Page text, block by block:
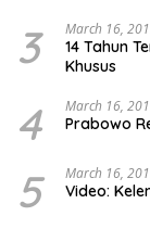
3 March 16,
14 Tahun
Khusus
4 March 16,
Prabowo
5 March 16,
Video: